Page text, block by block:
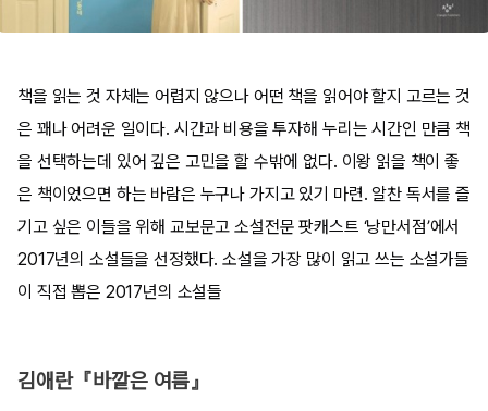
책을 읽는 것 자체는 어렵지 않으나 어떤 책을 읽어야 할지 고르는 것
은 꽤나 어려운 일이다. 시간과 비용을 투자해 누리는 시간인 만큼 책
을 선택하는데 있어 깊은 고민을 할 수밖에 없다. 이왕 읽을 책이 좋
은 책이었으면 하는 바람은 누구나 가지고 있기 마련. 알찬 독서를 즐
기고 싶은 이들을 위해 교보문고 소설전문 팟캐스트 ‘낭만서점’에서
2017년의 소설들을 선정했다. 소설을 가장 많이 읽고 쓰는 소설가들
이 직접 뽑은 2017년의 소설들
김애란『바깥은 여름』